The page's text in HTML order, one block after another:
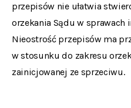
przepisów nie ułatwia
orzekania Sądu w sprawach
Nieostrość przepisów ma
w stosunku do zakresu
zainicjowanej ze sprzeciwu.